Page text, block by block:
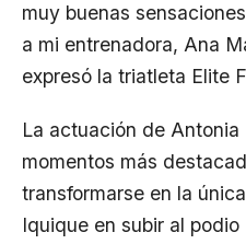
muy buenas
a mi entrenadora, Ana
expresó la triatleta Elite
La actuación de
momentos más
transformarse en la
Iquique en subir al